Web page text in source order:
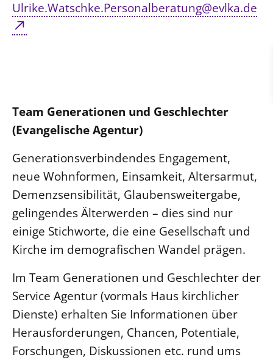
Ulrike.Watschke.Personalberatung@evlka.de
Team Generationen und Geschlechter
(Evangelische Agentur)
Generationsverbindendes Engagement,
neue Wohnformen, Einsamkeit, Altersarmut,
Demenzsensibilität, Glaubensweitergabe,
gelingendes Älterwerden – dies sind nur
einige Stichworte, die eine Gesellschaft und
Kirche im demografischen Wandel prägen.
Im Team Generationen und Geschlechter der
Service Agentur (vormals Haus kirchlicher
Dienste) erhalten Sie Informationen über
Herausforderungen, Chancen, Potentiale,
Forschungen, Diskussionen etc. rund ums